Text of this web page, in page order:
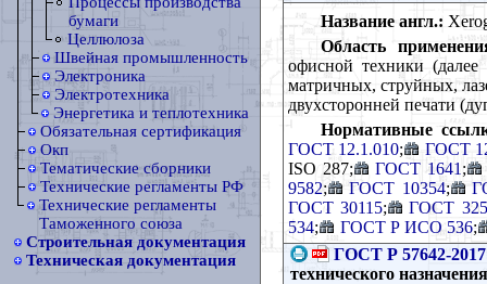
бумаги
Целлюлоза
Швейная промышленность
Электроника
Электротехника
Энергетика и теплотехника
Обязательная сертификация
Окп
Тематические сборники
Технические регламенты РФ
Технические регламенты
Таможенного союза
Строительная документация
Техническая документация
Название англ.:
Область
офисной техники
матричных, струйных,
двухсторонней печати
Нормативные
ГОСТ 12.1.010;
ГОСТ
ISO 287;
ГОСТ 1641 ;
9582; ГОСТ 10354;
ГОСТ 30115;
ГОСТ
534; ГОСТ Р ИСО 536;
ГОСТ Р 57642-2017
технического